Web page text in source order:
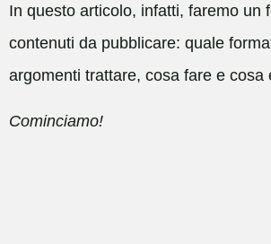
In questo articolo, infatti, faremo un
contenuti da pubblicare: quale
argomenti trattare, cosa fare e cosa
Cominciamo!